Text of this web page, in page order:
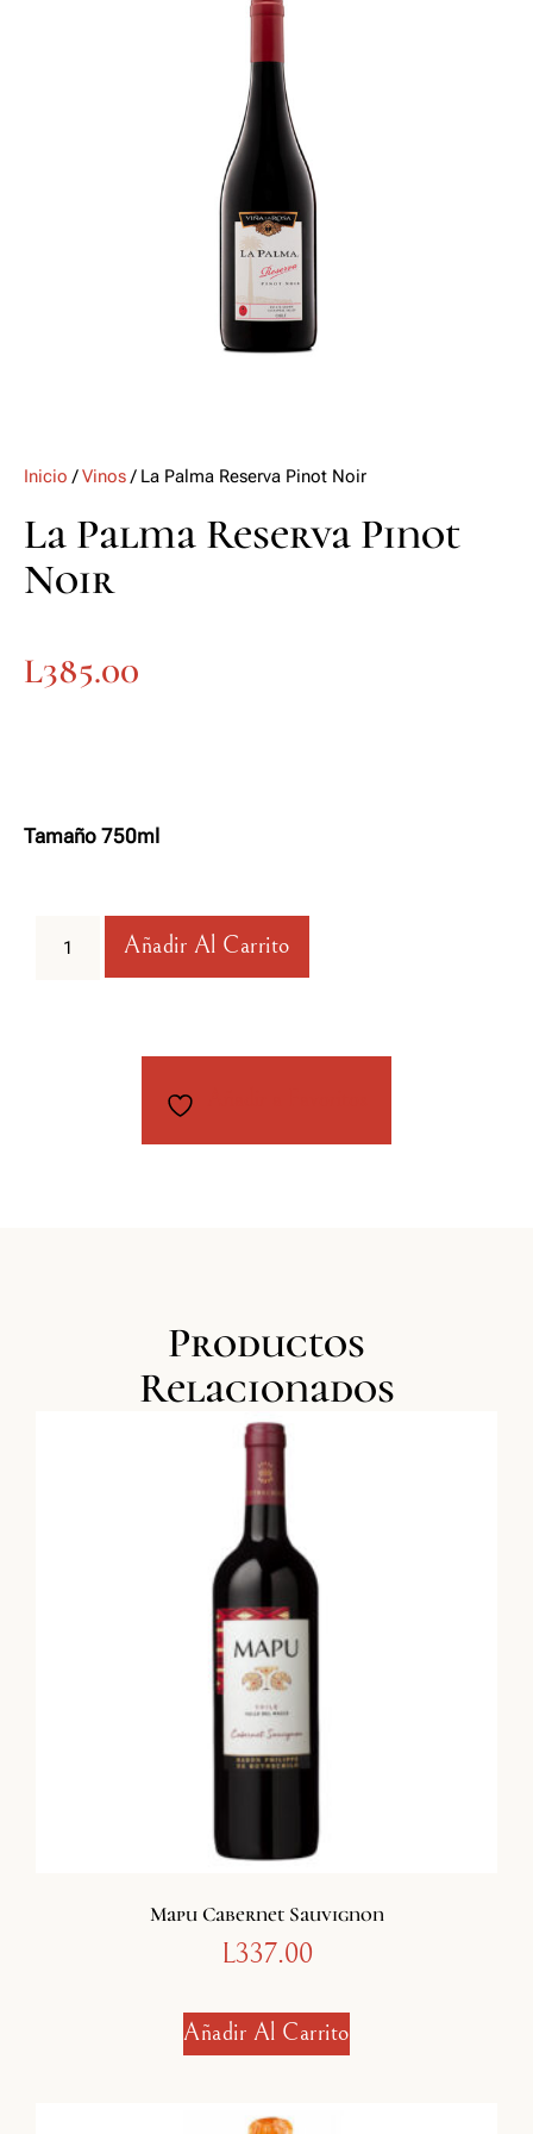
Inicio /Vinos/ La Palma Reserva Pinot Noir
La Palma Reserva Pinot
Noir
L385.00
Tamaño 750ml
Añadir Al Carrito
Productos
Relacionados
Mapu Cabernet Sauvignon
L337.00
Añadir Al Carrito